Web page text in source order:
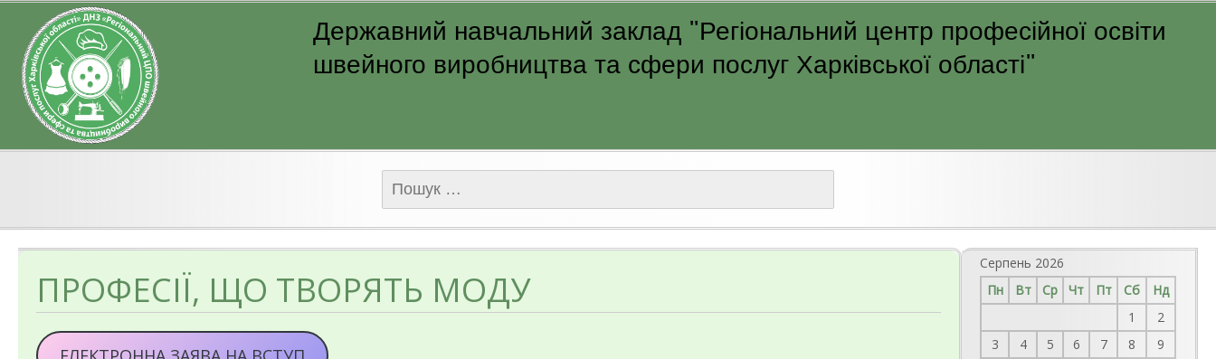
Державний навчальний заклад "Регіональний центр професійної освіти
швейного виробництва та сфери послуг Харківської області"
ПРОФЕСІЇ, ЩО ТВОРЯТЬ МОДУ
Серпень 2026
Пн
Вт Ср Чт Пт Сб
Нд
1
2
3
4 5 6 7 8
9